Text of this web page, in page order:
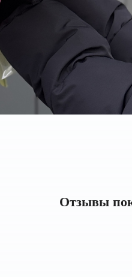
Отзывы